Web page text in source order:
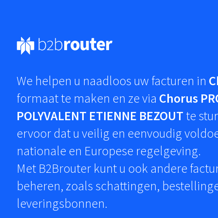
We helpen u naadloos uw facturen in
formaat te maken en ze via Chorus
POLYVALENT ETIENNE BEZOUTte
ervoor dat u veilig en eenvoudig
nationale en Europese regelgeving.
Met B2Brouter kunt u ook andere
beheren, zoals schattingen,
leveringsbonnen.